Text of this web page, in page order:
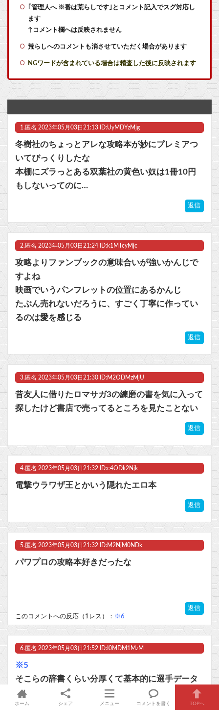
尾田栄一郎、新人漫画家に喝「31ページの漫画を描くのに何をウダウダやってるんですか」
【ワンピース】アツアツの実とかゆうチート能力
ビットコイン再び1600万円へ。ドル円は147円に
Powered by livedoor 相互RSS
｢管理人へ ※番は荒らしです｣とコメント記入でスグ対応し
ます
↑コメント欄へは反映されません
荒らしへのコメントも消させていただく場合があります
NGワードが含まれている場合は精査した後に反映されます
1. 匿名 2023年05月03日21:13 ID:UyMDYzMjg
冬樹社のちょっとアレな攻略本が妙にプレミアつ
いてびっくりしたな
本棚にズラっとある双葉社の黄色い奴は1冊10円
もしないってのに…
返信
2. 匿名 2023年05月03日21:24 ID:k1MTcyMjc
攻略よりファンブックの意味合いが強いかんじで
すよね
映画でいうパンフレットの位置にあるかんじ
たぶん売れないだろうに、すごく丁寧に作ってい
るのは愛を感じる
返信
3. 匿名 2023年05月03日21:30 ID:M2ODMzMjU
昔友人に借りたロマサガ3の練磨の書を気に入って
探したけど書店で売ってるところを見たことない
返信
4. 匿名 2023年05月03日21:32 ID:c4ODk2Njk
電撃ウラワザ王とかいう隠れたエロ本
返信
5. 匿名 2023年05月03日21:32 ID:M2NjM0NDk
パワプロの攻略本好きだったな
返信
このコメントへの反応（1レス）： ※6
6. 匿名 2023年05月03日21:52 ID:I0MDM1MzM
※5
そこらの辞書くらい分厚くて基本的に選手データ
ばっかだけどサクセス攻略にちまちまページめく
ってた記憶あるわ
ホーム シェア メニュー コメントを書く TOPへ